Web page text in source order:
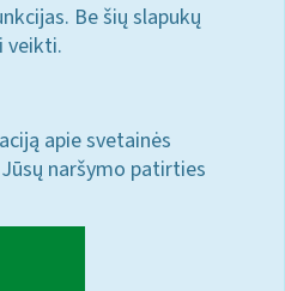
Be šių slapukų
veikti.
apie svetainės
naršymo patirties